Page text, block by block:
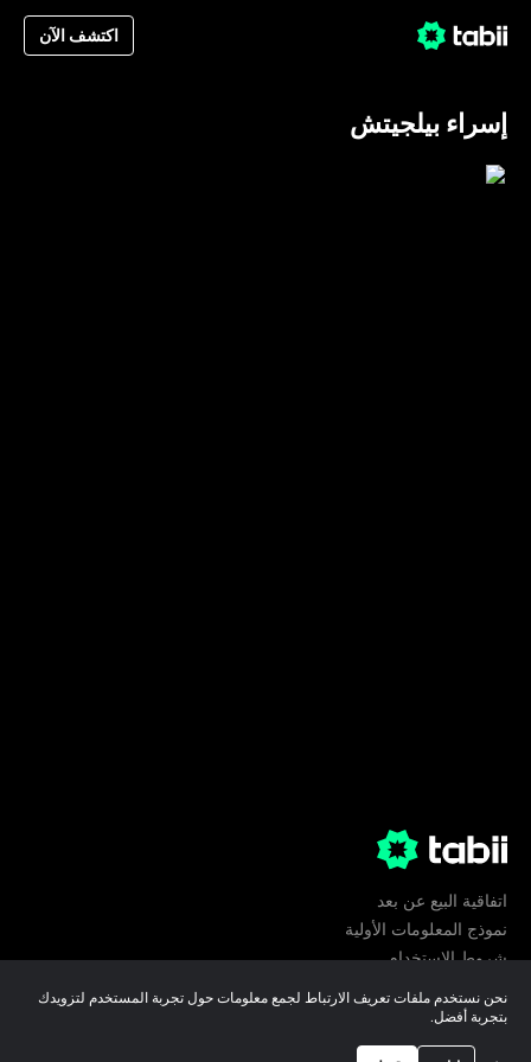
اكتشف الآن
إسراء بيلجيتش
اتفاقية البيع عن بعد
نموذج المعلومات الأولية
شروط الإستخدام
تفضيلات ملفات تعريف الارتباط
نحن نستخدم ملفات تعريف الارتباط لجمع معلومات حول تجربة المستخدم لتزويدك
بتجربة أفضل.